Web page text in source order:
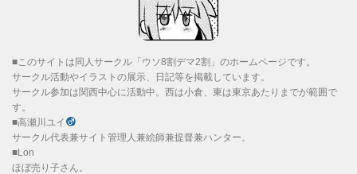
■このサイトは同人サークル「ウソ8割デマ2割」のホームページです。
サークル活動やイラストの展示、日記等を掲載しています。
サークル参加は関西中心に活動中。西は小倉、東は東京あたりまでが範囲で
す。
■高瀬川ユイ
サークル代表兼サイト管理人兼絵師兼提督兼ハンター。
■Lon
ほぼ売り子さん。